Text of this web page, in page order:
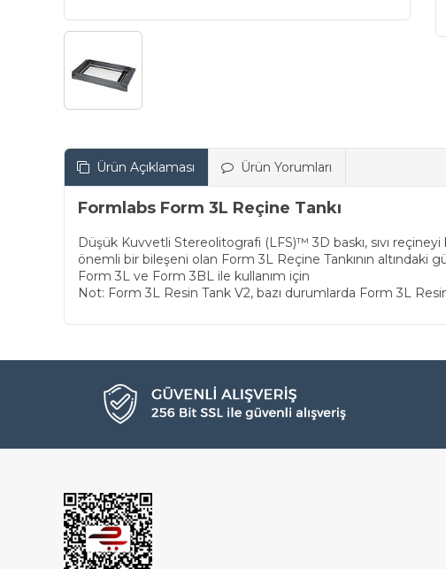
Ürün Açıklaması Ürün Yorumları
Formlabs Form 3L Reçine Tankı
Düşük Kuvvetli Stereolitografi (LFS)™ 3D baskı, sıvı
önemli bir bileşeni olan Form 3L Reçine Tankının altındaki
Form 3L ve Form 3BL ile kullanım için
Not: Form 3L Resin Tank V2, bazı durumlarda Form 3L